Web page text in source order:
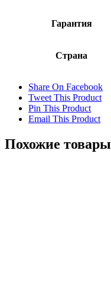
Гарантия
Страна
Share On Facebook
Tweet This Product
Pin This Product
Email This Product
Похожие товары